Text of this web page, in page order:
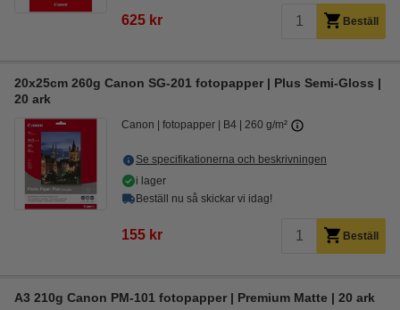
625 kr Beställ
20x25cm 260g Canon SG-201 fotopapper | Plus Semi-Gloss |
20 ark
Canon fotopapper B4 260 g/m²
Se specifikationerna och beskrivningen
i lager
Beställ nu så skickar vi idag!
155 kr Beställ
A3 210g Canon PM-101 fotopapper | Premium Matte | 20 ark